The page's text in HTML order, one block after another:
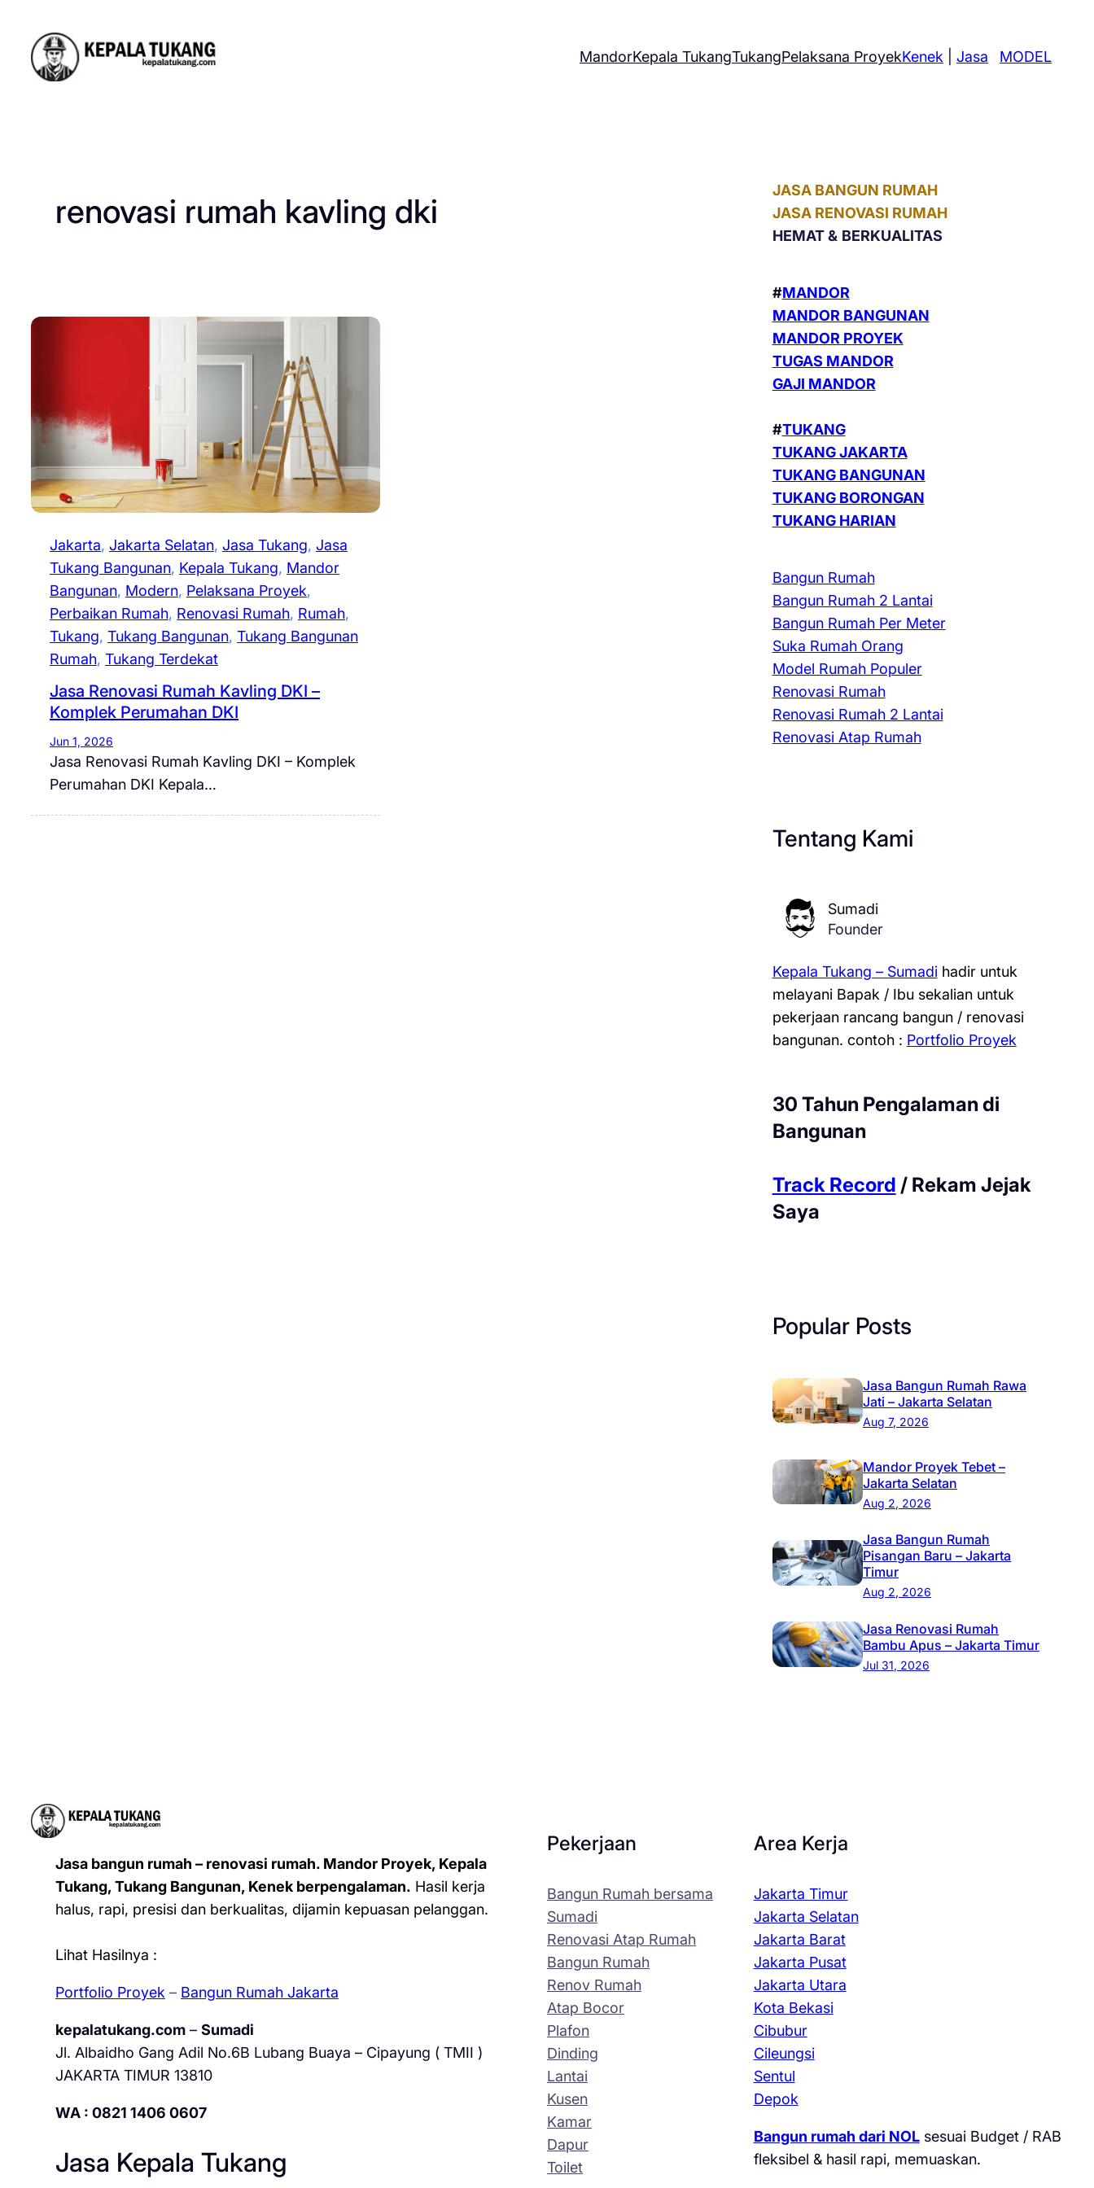
content
MandorKepala TukangTukangPelaksana ProyekKenek |Jasa MODEL
renovasi rumah kavling dki
Jakarta, Jakarta Selatan, Jasa Tukang, Jasa
Tukang Bangunan, Kepala Tukang, Mandor
Bangunan, Modern, Pelaksana Proyek
Perbaikan Rumah, Renovasi Rumah, Rumah
Tukang, Tukang Bangunan, Tukang Bangunan
Rumah, Tukang Terdekat
Jasa Renovasi Rumah Kavling DKI –
Komplek Perumahan DKI
Jun 1, 2026
Jasa Renovasi Rumah Kavling DKI – Komplek
Perumahan DKI Kepala…
JASA BANGUN RUMAH
JASA RENOVASI RUMAH
HEMAT & BERKUALITAS
#MANDOR
MANDOR BANGUNAN
MANDOR PROYEK
TUGAS MANDOR
GAJI MANDOR
#TUKANG
TUKANG JAKARTA
TUKANG BANGUNAN
TUKANG BORONGAN
TUKANG HARIAN
Bangun Rumah
Bangun Rumah 2 Lantai
Bangun Rumah Per Meter
Suka Rumah Orang
Model Rumah Populer
Renovasi Rumah
Renovasi Rumah 2 Lantai
Renovasi Atap Rumah
Tentang Kami
Sumadi
Founder
Kepala Tukang – Sumadihadir untuk
melayani Bapak / Ibu sekalian untuk
pekerjaan rancang bangun / renovasi
bangunan. contoh : Portfolio Proyek
30 Tahun Pengalaman di
Bangunan
Track Record / Rekam Jejak
Saya
Popular Posts
Jasa Bangun Rumah Rawa
Jati – Jakarta Selatan
Aug 7, 2026
Mandor Proyek Tebet –
Jakarta Selatan
Aug 2, 2026
Jasa Bangun Rumah
Pisangan Baru – Jakarta
Timur
Aug 2, 2026
Jasa Renovasi Rumah
Bambu Apus – Jakarta Timur
Jul 31, 2026
Jasa bangun rumah – renovasi rumah. Mandor Proyek, Kepala
Tukang, Tukang Bangunan, Kenek berpengalaman. Hasil kerja
halus, rapi, presisi dan berkualitas, dijamin kepuasan pelanggan.
Lihat Hasilnya :
Portfolio Proyek – Bangun Rumah Jakarta
kepalatukang.com– Sumadi
Jl. Albaidho Gang Adil No.6B Lubang Buaya – Cipayung ( TMII )
JAKARTA TIMUR 13810
WA : 0821 1406 0607
Jasa Kepala Tukang
Pekerjaan
Bangun Rumah bersama
Sumadi
Renovasi Atap Rumah
Bangun Rumah
Renov Rumah
Atap Bocor
Plafon
Dinding
Lantai
Kusen
Kamar
Dapur
Toilet
Area Kerja
Jakarta Timur
Jakarta Selatan
Jakarta Barat
Jakarta Pusat
Jakarta Utara
Kota Bekasi
Cibubur
Cileungsi
Sentul
Depok
Bangun rumah dari NOLsesuai Budget / RAB
fleksibel & hasil rapi, memuaskan.